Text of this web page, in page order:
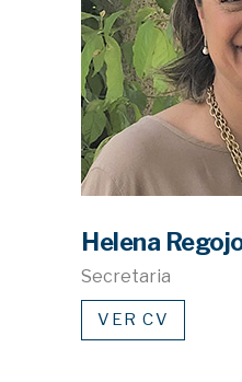
Helena
Secretaria
VER CV